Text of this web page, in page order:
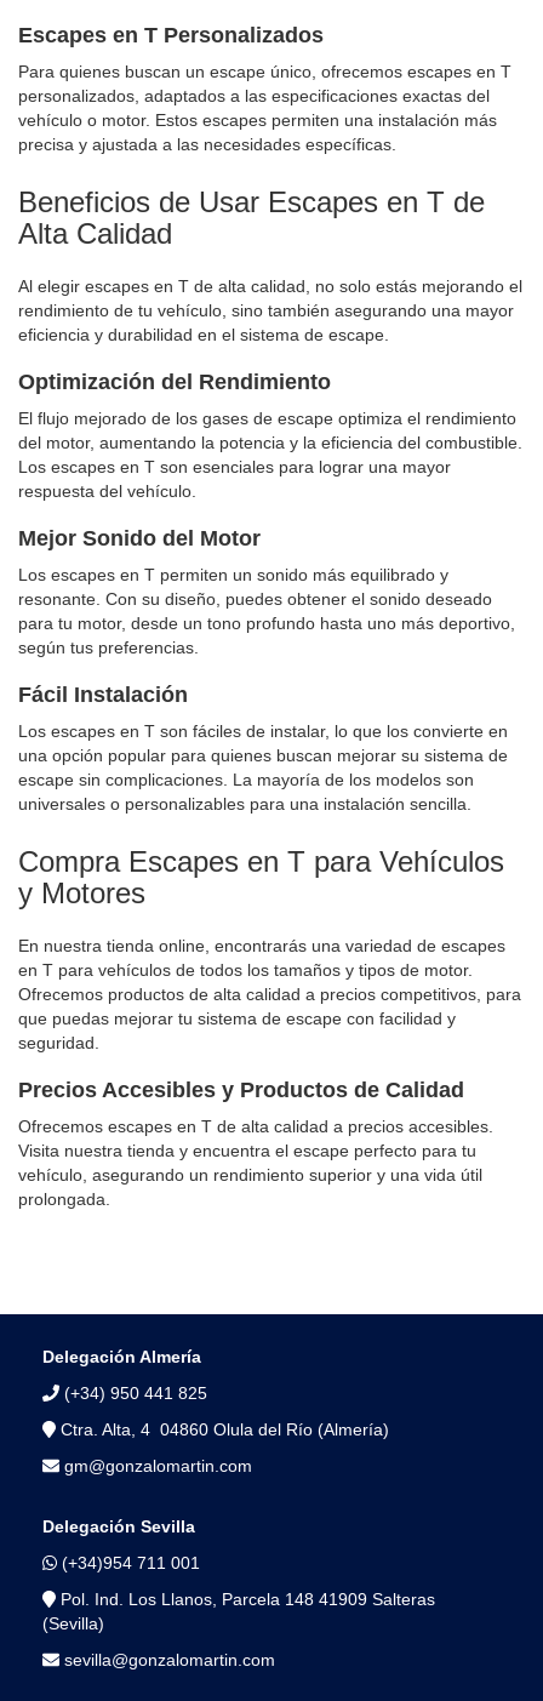
Escapes en T Personalizados
Para quienes buscan un escape único, ofrecemos escapes en T
personalizados, adaptados a las especificaciones exactas del
vehículo o motor. Estos escapes permiten una instalación más
precisa y ajustada a las necesidades específicas.
Beneficios de Usar Escapes en T de
Alta Calidad
Al elegir escapes en T de alta calidad, no solo estás mejorando el
rendimiento de tu vehículo, sino también asegurando una mayor
eficiencia y durabilidad en el sistema de escape.
Optimización del Rendimiento
El flujo mejorado de los gases de escape optimiza el rendimiento
del motor, aumentando la potencia y la eficiencia del combustible.
Los escapes en T son esenciales para lograr una mayor
respuesta del vehículo.
Mejor Sonido del Motor
Los escapes en T permiten un sonido más equilibrado y
resonante. Con su diseño, puedes obtener el sonido deseado
para tu motor, desde un tono profundo hasta uno más deportivo,
según tus preferencias.
Fácil Instalación
Los escapes en T son fáciles de instalar, lo que los convierte en
una opción popular para quienes buscan mejorar su sistema de
escape sin complicaciones. La mayoría de los modelos son
universales o personalizables para una instalación sencilla.
Compra Escapes en T para Vehículos
y Motores
En nuestra tienda online, encontrarás una variedad de escapes
en T para vehículos de todos los tamaños y tipos de motor.
Ofrecemos productos de alta calidad a precios competitivos, para
que puedas mejorar tu sistema de escape con facilidad y
seguridad.
Precios Accesibles y Productos de Calidad
Ofrecemos escapes en T de alta calidad a precios accesibles.
Visita nuestra tienda y encuentra el escape perfecto para tu
vehículo, asegurando un rendimiento superior y una vida útil
prolongada.
Delegación Almería
(+34) 950 441 825
Ctra. Alta, 4 04860 Olula del Río (Almería)
gm@gonzalomartin.com
Delegación Sevilla
(+34)954 711 001
Pol. Ind. Los Llanos, Parcela 148 41909 Salteras
(Sevilla)
sevilla@gonzalomartin.com